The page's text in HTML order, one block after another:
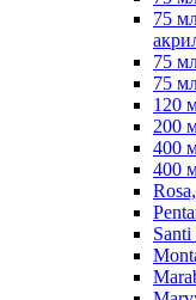
75
75
75
120
200
400
400
Santi